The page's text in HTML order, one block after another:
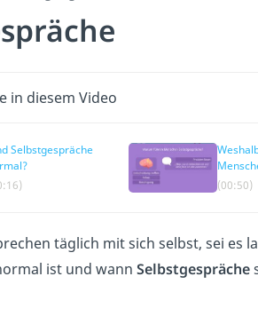
in diesem Video
Selbstgespräche
(00:50)
täglich mit sich selbst, sei es
ist und wann Selbstgespräche